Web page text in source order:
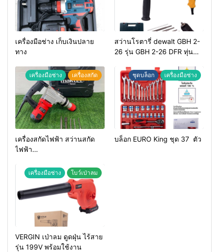
เครื่องมือช่าง เก็บเงินปลาย
ทาง
สว่านโรตารี่ dewalt GBH 2-
26 รุ่น GBH 2-26 DFR ทุ่น
เครื่องมือช่าง เครื่องสกัด
เครื่องสกัดไฟฟ้า สว่านสกัด
ไฟฟ้า
ชุดบล็อก เครื่องมือช่าง
บล็อก EURO King ชุด 37 ตัว
เครื่องมือช่าง โบว์เป่าลม
VERGIN เป่าลม ดูดฝุ่น ไร้สาย
รุ่น 199V พร้อมใช้งาน